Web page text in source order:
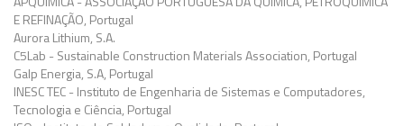
E REFINAÇÃO, Portugal
Aurora Lithium, S.A.
C5Lab - Sustainable Construction Materials Association, Portugal
Galp Energia, S.A, Portugal
INESC TEC - Instituto de Engenharia de Sistemas e Computadores,
Tecnologia e Ciência, Portugal